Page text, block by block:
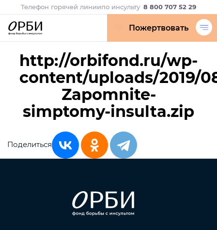
Телефон горячей линиипо инсульту 8 800 707 52 29
Пожертвовать
http://orbifond.ru/wp-
content/uploads/2019/
Zapomnite-
simptomy-insulta.zip
Поделиться